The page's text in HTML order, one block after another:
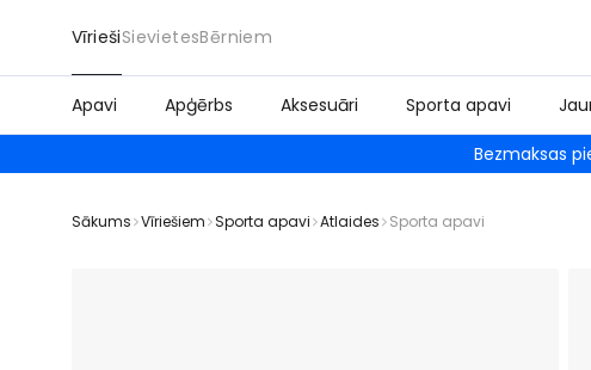
VīriešiSievietesBērniem
Apavi Apģērbs Aksesuāri Sporta apavi
Bezmaksas
Sākums Vīriešiem Sporta apavi Atlaides Sporta apavi